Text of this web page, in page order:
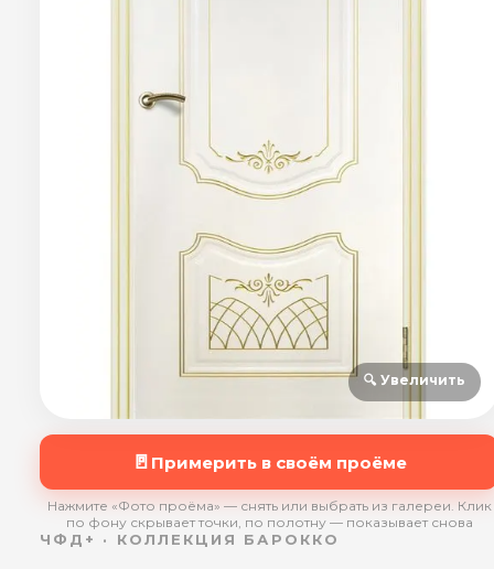
🔍 Увеличить
🚪 Примерить в своём проёме
Нажмите «Фото проёма» — снять или выбрать из галереи. Клик
по фону скрывает точки, по полотну — показывает снова
ЧФД+ · КОЛЛЕКЦИЯ БАРОККО